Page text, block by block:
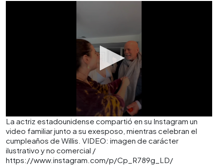
La actriz estadounidense compartió en su Instagram un
video familiar junto a su exesposo, mientras celebran el
cumpleaños de Willis. VIDEO: imagen de carácter
ilustrativo y no comercial /
https://www.instagram.com/p/Cp_R789g_LD/